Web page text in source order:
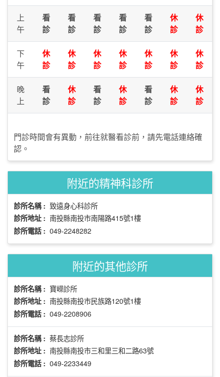
上
午
看
診
看
診
看
診
看
診
看
診
休
診
休
診
下
午
休
診
休
診
休
診
休
診
休
診
休
診
休
診
晚
上
看
診
休
診
看
診
休
診
看
診
休
診
休
診
門診時間會有異動，前往就醫看診前，請先電話連絡確
認。
附近的精神科診所
診所名稱 : 致遠身心科診所
診所地址 : 南投縣南投市南陽路415號1樓
診所電話 : 049-2248282
附近的其他診所
診所名稱 : 寶嶸診所
診所地址 : 南投縣南投市民族路120號1樓
診所電話 : 049-2208906
診所名稱 : 蔡長志診所
診所地址 : 南投縣南投市三和里三和二路63號
診所電話 : 049-2233449